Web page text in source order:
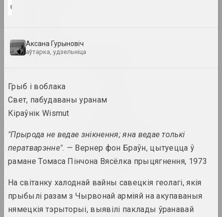
2024
2023
2022
2021
2020
2019
2018
2017
2016
2015
2014
2025
by shimmering of the moon
2025. персанальная выстава
SAMASIEJ Festiwal
Współczesnej Białoruskiej
Sztuki Wideo
2025. штаб фестывалю
Аксана Гурыновіч
Грыб і воблака
2025. даследчы праект, персанальная выстава
© Аксана Гурыновіч
Аксана Гурыновіч
аўтарка, удзельніца
Грыб і воблака
Свет, пабудаваны уранам
Кіраўнік Wismut
"Прырода не ведае знікнення; яна ведае толькі
ператварэнне". — Вернер фон Браўн, цытуецца ў
рамане Томаса Пінчона Вясёлка прыцягнення, 1973
На світанку халоднай вайны савецкія геолагі, якія
прыбылі разам з Чырвонай арміяй на акупаваныя
нямецкія тэрыторыі, выявілі паклады ўранавай